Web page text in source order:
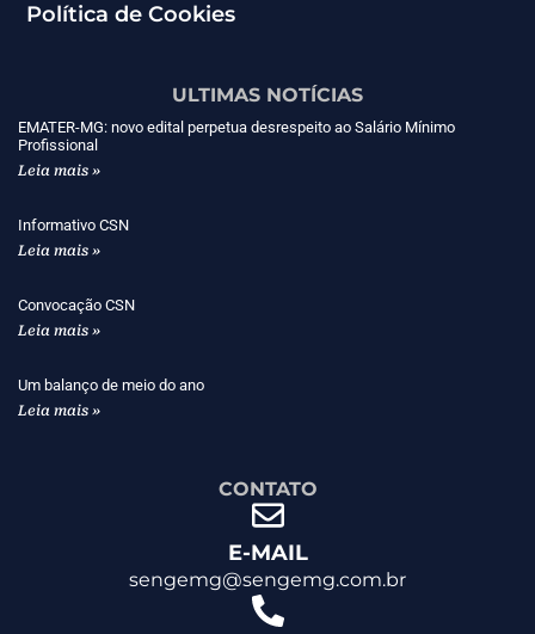
Política de Cookies
ULTIMAS NOTÍCIAS
EMATER-MG: novo edital perpetua desrespeito ao Salário Mínimo
Profissional
Leia mais »
Informativo CSN
Leia mais »
Convocação CSN
Leia mais »
Um balanço de meio do ano
Leia mais »
CONTATO
E-MAIL
sengemg@sengemg.com.br